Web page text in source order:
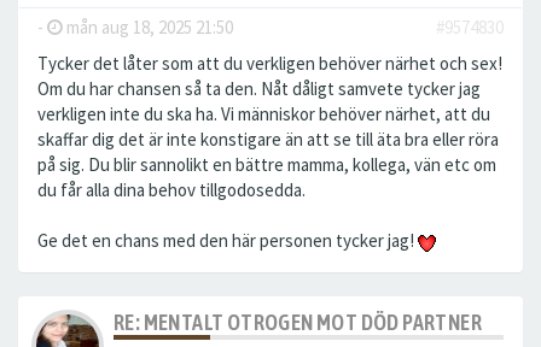
- mån aug 18, 2025 21:50
#9574830
Tycker det låter som att du verkligen behöver närhet och sex!
Om du har chansen så ta den. Nåt dåligt samvete tycker jag
verkligen inte du ska ha. Vi människor behöver närhet, att du
skaffar dig det är inte konstigare än att se till äta bra eller röra
på sig. Du blir sannolikt en bättre mamma, kollega, vän etc om
du får alla dina behov tillgodosedda.
Ge det en chans med den här personen tycker jag!
RE: MENTALT OTROGEN MOT DÖD PARTNER